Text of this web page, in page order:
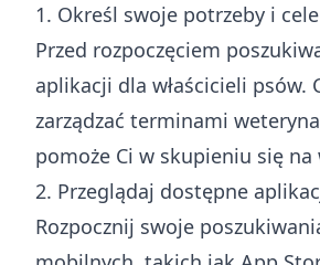
1. Określ swoje potrzeby i cele
Przed rozpoczęciem
aplikacji dla właścicieli
zarządzać terminami
pomoże Ci w skupieniu się
2. Przeglądaj dostępne
Rozpocznij swoje